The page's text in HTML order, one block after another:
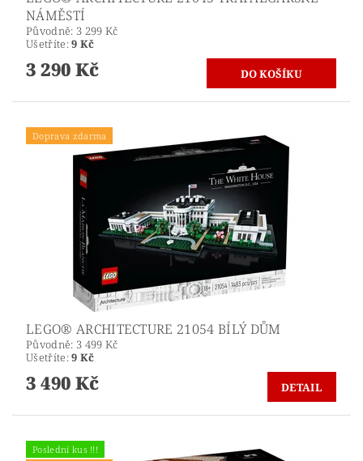
NÁMĚSTÍ
Původně: 3 299 Kč
Ušetříte:9 Kč
3 290 Kč
Doprava zdarma
LEGO® ARCHITECTURE 21054 BÍLÝ DŮM
Původně: 3 499 Kč
Ušetříte:9 Kč
3 490 Kč DETAIL
Poslední kus !!!